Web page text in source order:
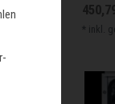
* inkl.